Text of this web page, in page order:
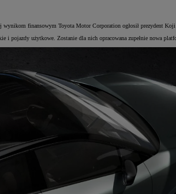
wynikom finansowym Toyota Motor Corporation ogłosił prezydent Koji
użytkowe. Zostanie dla nich opracowana zupełnie nowa